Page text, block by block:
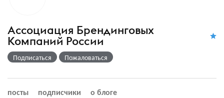
Ассоциация Брендинговых
Компаний России
Подписаться Пожаловаться
посты подписчики о блоге